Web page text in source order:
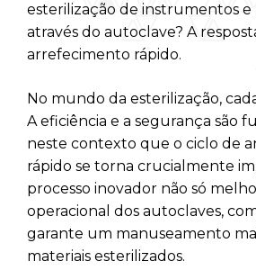
esterilização de instrumentos
através do autoclave? A
arrefecimento rápido.
No mundo da esterilização,
A eficiência e a segurança são
neste contexto que o ciclo de
rápido se torna crucialmente
processo inovador não só
operacional dos autoclaves,
garante um manuseamento
materiais esterilizados.